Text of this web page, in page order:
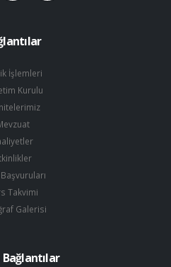
İşlemleri
Kurulu
Takvimi
Galerisi
Bağlantılar